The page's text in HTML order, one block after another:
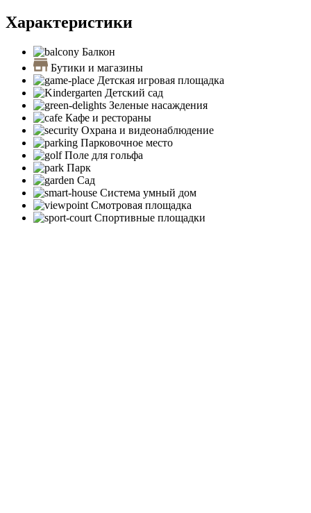
Характеристики
Балкон
Бутики и магазины
Детская игровая площадка
Детский сад
Зеленые насаждения
Кафе и рестораны
Охрана и видеонаблюдение
Парковочное место
Поле для гольфа
Парк
Сад
Система умный дом
Смотровая площадка
Спортивные площадки